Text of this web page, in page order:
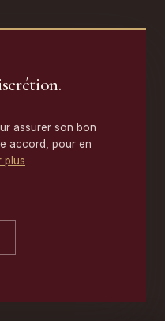
assurer son bon
accord, pour en
plus